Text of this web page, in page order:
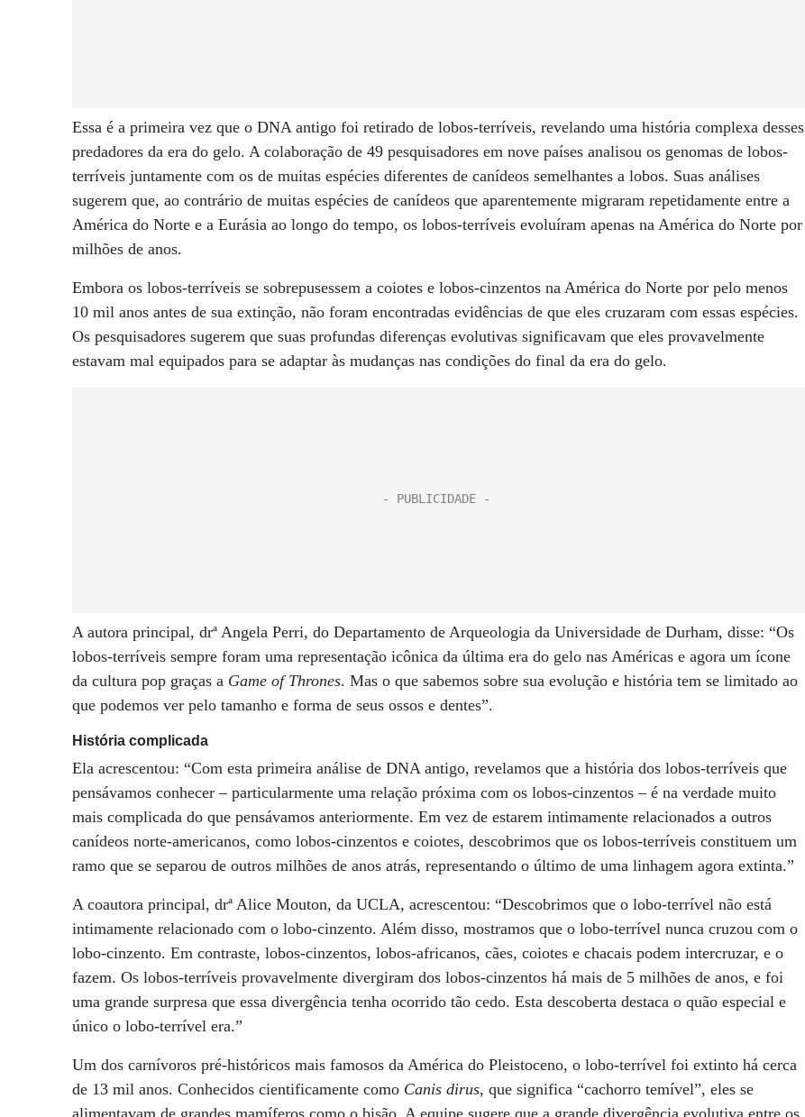
Essa é a primeira vez que o DNA antigo foi retirado de lobos-terríveis, revelando uma história complexa desses
predadores da era do gelo. A colaboração de 49 pesquisadores em nove países analisou os genomas de lobos-
terríveis juntamente com os de muitas espécies diferentes de canídeos semelhantes a lobos. Suas análises
sugerem que, ao contrário de muitas espécies de canídeos que aparentemente migraram repetidamente entre a
América do Norte e a Eurásia ao longo do tempo, os lobos-terríveis evoluíram apenas na América do Norte por
milhões de anos.
Embora os lobos-terríveis se sobrepusessem a coiotes e lobos-cinzentos na América do Norte por pelo menos
10 mil anos antes de sua extinção, não foram encontradas evidências de que eles cruzaram com essas espécies.
Os pesquisadores sugerem que suas profundas diferenças evolutivas significavam que eles provavelmente
estavam mal equipados para se adaptar às mudanças nas condições do final da era do gelo.
A autora principal, drª Angela Perri, do Departamento de Arqueologia da Universidade de Durham, disse: “Os
lobos-terríveis sempre foram uma representação icônica da última era do gelo nas Américas e agora um ícone
da cultura pop graças a Game of Thrones. Mas o que sabemos sobre sua evolução e história tem se limitado ao
que podemos ver pelo tamanho e forma de seus ossos e dentes”.
História complicada
Ela acrescentou: “Com esta primeira análise de DNA antigo, revelamos que a história dos lobos-terríveis que
pensávamos conhecer – particularmente uma relação próxima com os lobos-cinzentos – é na verdade muito
mais complicada do que pensávamos anteriormente. Em vez de estarem intimamente relacionados a outros
canídeos norte-americanos, como lobos-cinzentos e coiotes, descobrimos que os lobos-terríveis constituem um
ramo que se separou de outros milhões de anos atrás, representando o último de uma linhagem agora extinta.”
A coautora principal, drª Alice Mouton, da UCLA, acrescentou: “Descobrimos que o lobo-terrível não está
intimamente relacionado com o lobo-cinzento. Além disso, mostramos que o lobo-terrível nunca cruzou com o
lobo-cinzento. Em contraste, lobos-cinzentos, lobos-africanos, cães, coiotes e chacais podem intercruzar, e o
fazem. Os lobos-terríveis provavelmente divergiram dos lobos-cinzentos há mais de 5 milhões de anos, e foi
uma grande surpresa que essa divergência tenha ocorrido tão cedo. Esta descoberta destaca o quão especial e
único o lobo-terrível era.”
Um dos carnívoros pré-históricos mais famosos da América do Pleistoceno, o lobo-terrível foi extinto há cerca
de 13 mil anos. Conhecidos cientificamente como Canis dirus, que significa “cachorro temível”, eles se
alimentavam de grandes mamíferos como o bisão. A equipe sugere que a grande divergência evolutiva entre os